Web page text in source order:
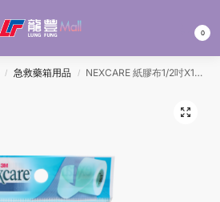
0
/ 急救藥箱用品 / NEXCARE 紙膠布1/2吋X10碼